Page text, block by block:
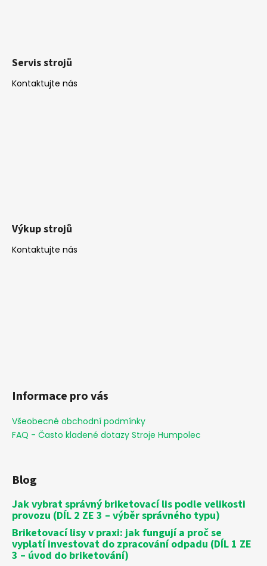
Servis strojů
Kontaktujte nás
Výkup strojů
Kontaktujte nás
Informace pro vás
Všeobecné obchodní podmínky
FAQ - Často kladené dotazy Stroje Humpolec
Blog
Jak vybrat správný briketovací lis podle velikosti
provozu (DÍL 2 ZE 3 – výběr správného typu)
Briketovací lisy v praxi: jak fungují a proč se
vyplatí investovat do zpracování odpadu (DÍL 1 ZE
3 – úvod do briketování)